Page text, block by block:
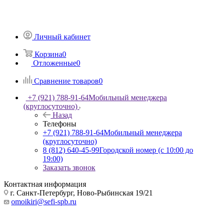
Личный кабинет
Корзина0
Отложенные0
Сравнение товаров0
+7 (921) 788-91-64Мобильный менеджера
(круглосуточно)
Назад
Телефоны
+7 (921) 788-91-64Мобильный менеджера
(круглосуточно)
8 (812) 640-45-99Городской номер (с 10:00 до
19:00)
Заказать звонок
Контактная информация
г. Санкт-Петербург, Ново-Рыбинская 19/21
omoikiri@sefi-spb.ru